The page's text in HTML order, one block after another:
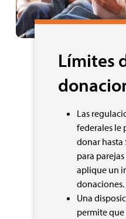
Límites
Las
federales le
donar hasta
para
aplique un
donaciones.
Una
permite